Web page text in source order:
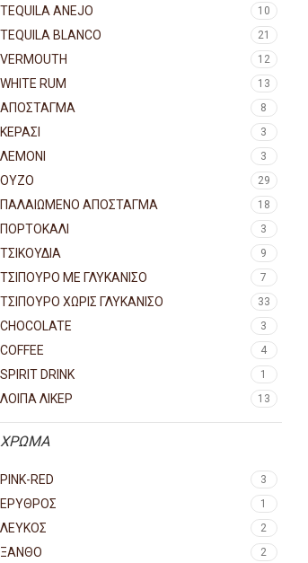
TEQUILA ANEJO 10
TEQUILA BLANCO 21
VERMOUTH 12
WHITE RUM 13
ΑΠΟΣΤΑΓΜΑ 8
ΚΕΡΑΣΙ 3
ΛΕΜΟΝΙ 3
ΟΥΖΟ 29
ΠΑΛΑΙΩΜΕΝΟ ΑΠΟΣΤΑΓΜΑ 18
ΠΟΡΤΟΚΑΛΙ 3
ΤΣΙΚΟΥΔΙΑ 9
ΤΣΙΠΟΥΡΟ ΜΕ ΓΛΥΚΑΝΙΣΟ 7
ΤΣΙΠΟΥΡΟ ΧΩΡΙΣ ΓΛΥΚΑΝΙΣΟ 33
CHOCOLATE 3
COFFEE 4
SPIRIT DRINK 1
ΛΟΙΠΑ ΛΙΚΕΡ 13
ΧΡΩΜΑ
PINK-RED 3
ΕΡΥΘΡΟΣ 1
ΛΕΥΚΟΣ 2
ΞΑΝΘΟ 2